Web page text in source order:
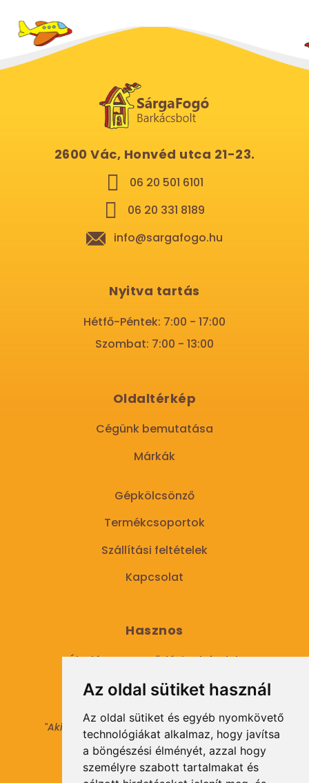
Az oldal sütiket használ
Az oldal sütiket és egyéb nyomkövető
technológiákat alkalmaz, hogy javítsa
a böngészési élményét, azzal hogy
személyre szabott tartalmakat és
2600 Vác, Honvéd utca 21-23.
06 20 501 6101
06 20 331 8189
info@sargafogo.hu
Nyitva tartás
Hétfő-Péntek: 7:00 - 17:00
Szombat: 7:00 - 13:00
Oldaltérkép
Cégünk bemutatása
Márkák
Gépkölcsönző
Termékcsoportok
Szállítási feltételek
Kapcsolat
Hasznos
Általános Szerződési Feltételek
Adatkezelési tájékoztató
"Aki másokat nem tesz gazdaggá, maga sem
válhat azzá."
© 2021 Minden jog fenntartva.